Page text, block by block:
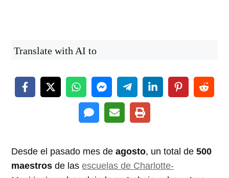
Translate with AI to
Desde el pasado mes deagosto, un total de 500
maestros de lasescuelas de Charlotte-